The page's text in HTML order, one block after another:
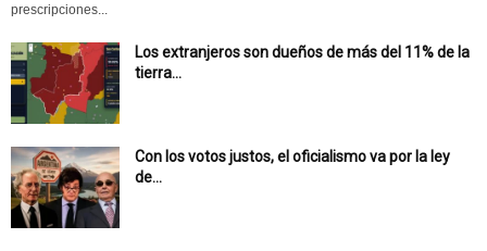
prescripciones...
Los extranjeros son dueños de más del 11% de la
tierra...
Con los votos justos, el oficialismo va por la ley
de...